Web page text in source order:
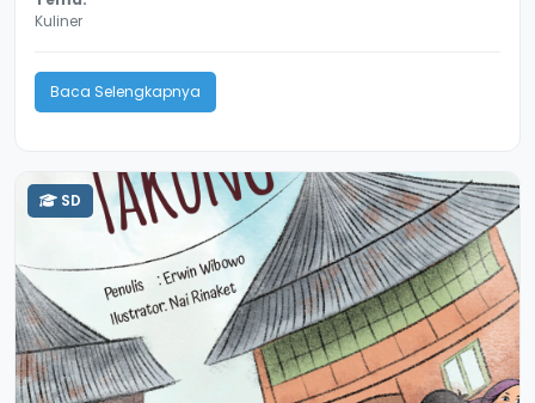
Kuliner
Baca Selengkapnya
SD